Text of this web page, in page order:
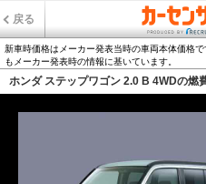
戻る
新車時価格はメーカー発表当時の車両本体価格
もメーカー発表時の情報に基いています。
ホンダ ステップワゴン 2.0 B 4WDの燃